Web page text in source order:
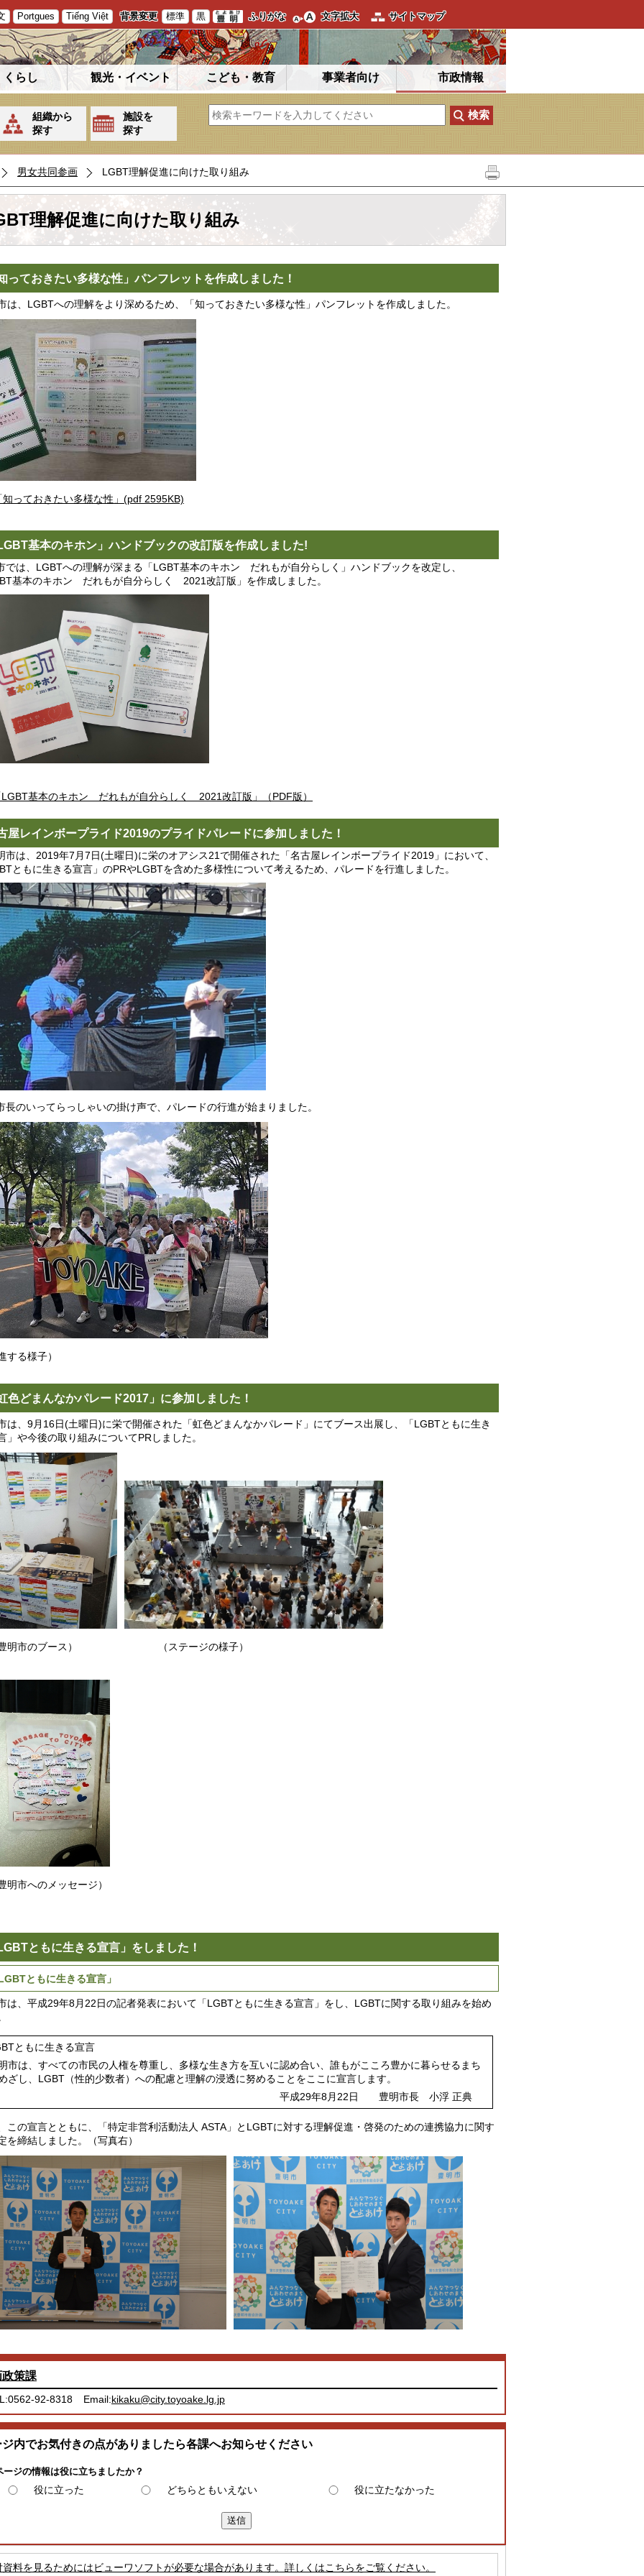
Portgues Tiếng Việt 背景変更 標準 黒 ふりがな 文字拡大 サイトマップ
くらし 観光・イベント こども・教育 事業者向け 市政情報
組織から
探す
施設を
探す
男女共同参画 LGBT理解促進に向けた取り組み
理解促進に向けた取り組み
っておきたい多様な性」パンフレットを作成しました！
は、LGBTへの理解をより深めるため、「知っておきたい多様な性」パンフレットを作成しました。
知っておきたい多様な性」(pdf 2595KB)
基本のキホン」ハンドブックの改訂版を作成しました!
では、LGBTへの理解が深まる「LGBT基本のキホン だれもが自分らしく」ハンドブックを改定し、
基本のキホン だれもが自分らしく 2021改訂版」を作成しました。
基本のキホン だれもが自分らしく 2021改訂版」（PDF版）
屋レインボープライド2019のプライドパレードに参加しました！
は、2019年7月7日(土曜日)に栄のオアシス21で開催された「名古屋レインボープライド2019」において、
ともに生きる宣言」のPRやLGBTを含めた多様性について考えるため、パレードを行進しました。
長のいってらっしゃいの掛け声で、パレードの行進が始まりました。
する様子）
色どまんなかパレード2017」に参加しました！
は、9月16日(土曜日)に栄で開催された「虹色どまんなかパレード」にてブース出展し、「LGBTともに生き
」や今後の取り組みについてPRしました。
明市のブース） （ステージの様子）
市へのメッセージ）
ともに生きる宣言」をしました！
ともに生きる宣言」
は、平成29年8月22日の記者発表において「LGBTともに生きる宣言」をし、LGBTに関する取り組みを始め
ともに生きる宣言
市は、すべての市民の人権を尊重し、多様な生き方を互いに認め合い、誰もがこころ豊かに暮らせるまち
ざし、LGBT（性的少数者）への配慮と理解の浸透に努めることをここに宣言します。
成29年8月22日 豊明市長 小浮 正典
この宣言とともに、「特定非営利活動法人 ASTA」とLGBTに対する理解促進・啓発のための連携協力に関す
を締結しました。（写真右）
策課
92-8318 Email:kikaku@city.toyoake.lg.jp
内でお気付きの点がありましたら各課へお知らせください
ージの情報は役に立ちましたか？
役に立った どちらともいえない 役に立たなかった
資料を見るためにはビューワソフトが必要な場合があります。詳しくはこちらをご覧ください。